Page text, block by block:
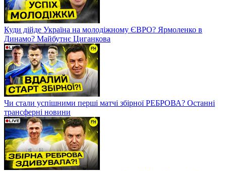
Куди дійде Україна на молодіжному ЄВРО? Ярмоленко в
Динамо? Майбутнє Циганкова
Чи стали успішними перші матчі збірної РЕБРОВА? Останні
трансферні новини